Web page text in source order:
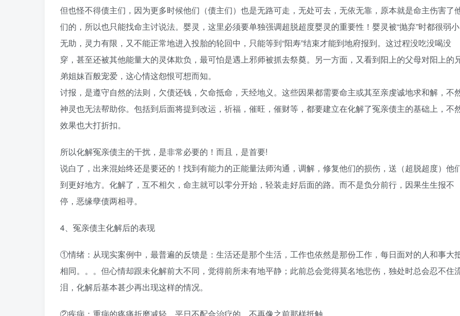
但也怪不得债主们，因为更多时候他们（债主们）也是无路可走，无处可去，无依无靠，原本就是命主伤害了
们的，所以也只能找命主讨说法。婴灵，这里必须要单独强调超脱超度婴灵的重要性！婴灵被“抛弃”时都很弱小
无助，灵力有限，又不能正常地进入投胎的轮回中，只能等到“阳寿”结束才能到地府报到。这过程没吃没喝没
穿，甚至还被其他能量大的灵体欺负，最可怕是遇上邪师被抓去祭奠。另一方面，又看到阳上的父母对阳上的
弟姐妹百般宠爱，这心情这怨恨可想而知。
讨报，是遵守自然的法则，欠债还钱，欠命抵命，天经地义。这些因果都需要命主或其至亲虔诚地求和解，不
神灵也无法帮助你。包括到后面将提到改运，祈福，催旺，催财等，都要建立在化解了冤亲债主的基础上，不
效果也大打折扣。
所以化解冤亲债主的干扰，是非常必要的！而且，是首要!
说白了，出来混始终还是要还的！找到有能力的正能量法师沟通，调解，修复他们的损伤，送（超脱超度）他
到更好地方。化解了，互不相欠，命主就可以零分开始，轻装走好后面的路。而不是负分前行，因果生生报不
停，恶缘孽债两相寻。
4、冤亲债主化解后的表现
①情绪：从现实案例中，最普遍的反馈是：生活还是那个生活，工作也依然是那份工作，每日面对的人和事大
相同。。。但心情却跟未化解前大不同，觉得前所未有地平静；此前总会觉得莫名地悲伤，独处时总会忍不住
泪，化解后基本甚少再出现这样的情况。